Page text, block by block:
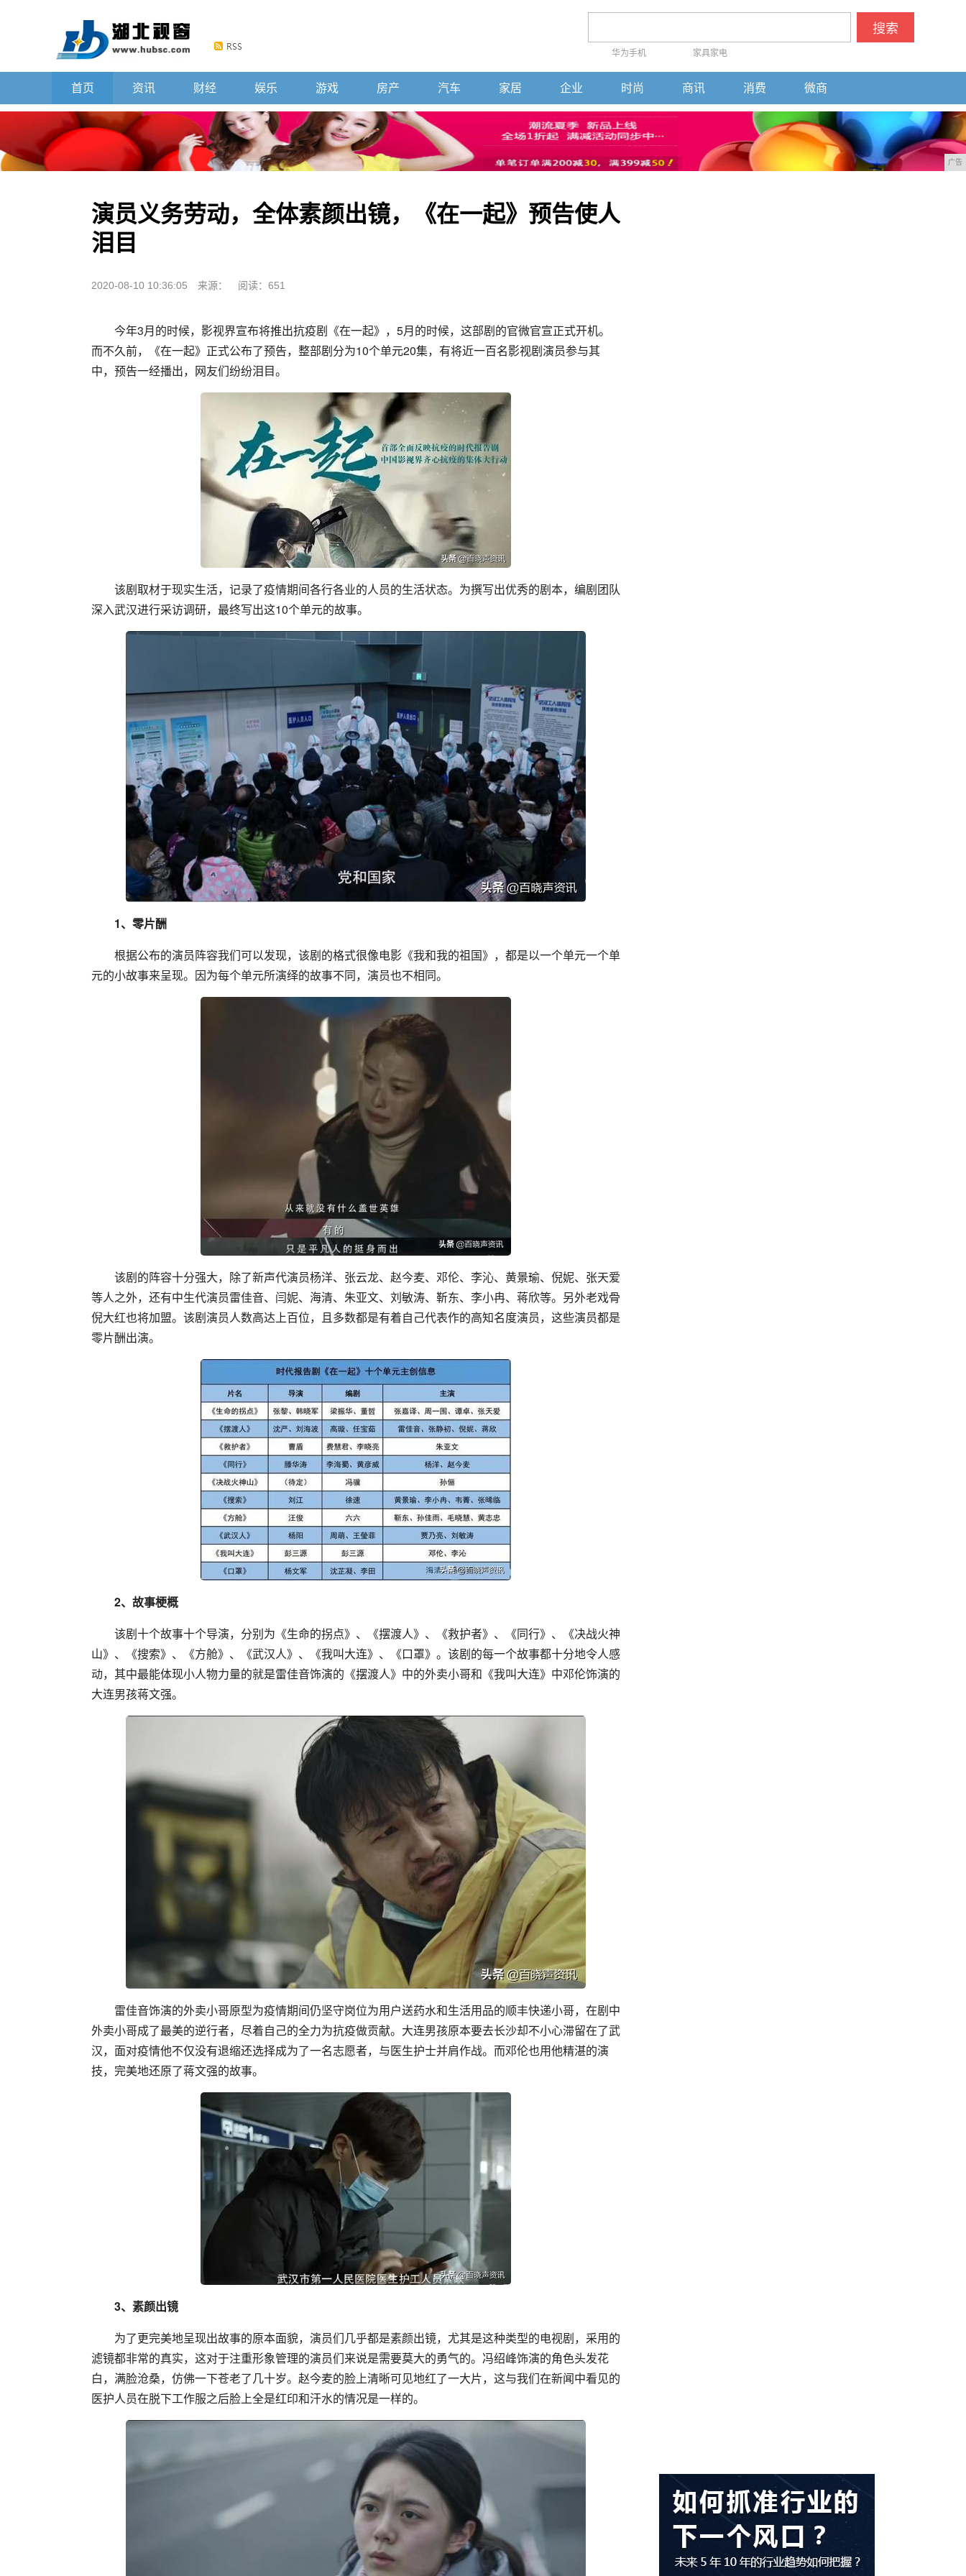
搜索
华为手机 家具家电
首页 资讯 财经 娱乐 游戏 房产 汽车 家居 企业 时尚 商讯 消费 微商
广告
演员义务劳动，全体素颜出镜，《在一起》预告使人
泪目
2020-08-10 10:36:05 来源： 阅读：651
今年3月的时候，影视界宣布将推出抗疫剧《在一起》，5月的时候，这部剧的官微官宣正式开机。
而不久前，《在一起》正式公布了预告，整部剧分为10个单元20集，有将近一百名影视剧演员参与其
中，预告一经播出，网友们纷纷泪目。
该剧取材于现实生活，记录了疫情期间各行各业的人员的生活状态。为撰写出优秀的剧本，编剧团队
深入武汉进行采访调研，最终写出这10个单元的故事。
1、零片酬
根据公布的演员阵容我们可以发现，该剧的格式很像电影《我和我的祖国》，都是以一个单元一个单
元的小故事来呈现。因为每个单元所演绎的故事不同，演员也不相同。
该剧的阵容十分强大，除了新声代演员杨洋、张云龙、赵今麦、邓伦、李沁、黄景瑜、倪妮、张天爱
等人之外，还有中生代演员雷佳音、闫妮、海清、朱亚文、刘敏涛、靳东、李小冉、蒋欣等。另外老戏骨
倪大红也将加盟。该剧演员人数高达上百位，且多数都是有着自己代表作的高知名度演员，这些演员都是
零片酬出演。
2、故事梗概
该剧十个故事十个导演，分别为《生命的拐点》、《摆渡人》、《救护者》、《同行》、《决战火神
山》、《搜索》、《方舱》、《武汉人》、《我叫大连》、《口罩》。该剧的每一个故事都十分地令人感
动，其中最能体现小人物力量的就是雷佳音饰演的《摆渡人》中的外卖小哥和《我叫大连》中邓伦饰演的
大连男孩蒋文强。
雷佳音饰演的外卖小哥原型为疫情期间仍坚守岗位为用户送药水和生活用品的顺丰快递小哥，在剧中
外卖小哥成了最美的逆行者，尽着自己的全力为抗疫做贡献。大连男孩原本要去长沙却不小心滞留在了武
汉，面对疫情他不仅没有退缩还选择成为了一名志愿者，与医生护士并肩作战。而邓伦也用他精湛的演
技，完美地还原了蒋文强的故事。
3、素颜出镜
为了更完美地呈现出故事的原本面貌，演员们几乎都是素颜出镜，尤其是这种类型的电视剧，采用的
滤镜都非常的真实，这对于注重形象管理的演员们来说是需要莫大的勇气的。冯绍峰饰演的角色头发花
白，满脸沧桑，仿佛一下苍老了几十岁。赵今麦的脸上清晰可见地红了一大片，这与我们在新闻中看见的
医护人员在脱下工作服之后脸上全是红印和汗水的情况是一样的。